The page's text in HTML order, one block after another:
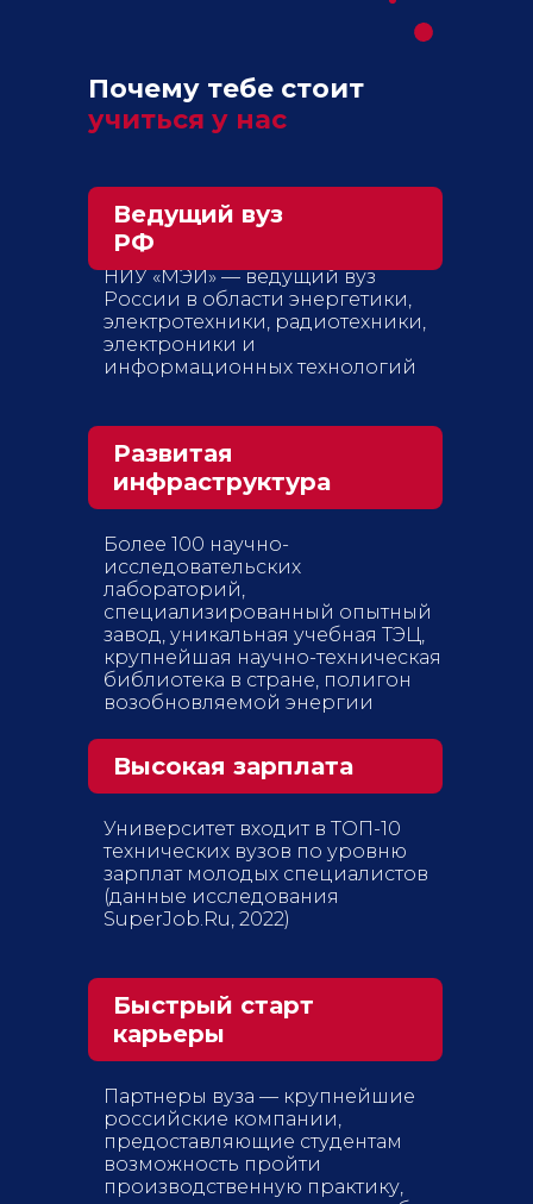
НИУ «МЭИ» — ведущий вуз
России в области энергетики,
электротехники, радиотехники,
электроники и
информационных технологий
Университет входит в ТОП-10
технических вузов по уровню
зарплат молодых специалистов
(данные исследования
SuperJob.Ru, 2022)
Более 100 научно-
исследовательских
лабораторий,
специализированный опытный
завод, уникальная учебная ТЭЦ,
крупнейшая научно-техническая
библиотека в стране, полигон
возобновляемой энергии
Партнеры вуза — крупнейшие
российские компании,
предоставляющие студентам
возможность пройти
производственную практику,
Почему тебе стоит
учиться у нас
Ведущий вуз
РФ
Высокая зарплата
Развитая
инфраструктура
Быстрый старт
карьеры